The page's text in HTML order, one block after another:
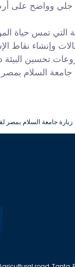
جلي وواضح على
التي تمس حياة
وإنشاء نقاط
تحسين
جامعة السلام
زيارة جامعة السلام بمصر